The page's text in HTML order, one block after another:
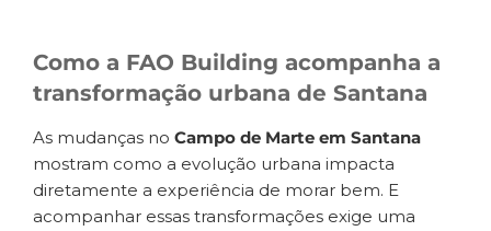
Como a FAO Building acompanha a
transformação urbana de Santana
As mudanças no Campo de Marte em Santana
mostram como a evolução urbana impacta
diretamente a experiência de morar bem. E
acompanhar essas transformações exige uma